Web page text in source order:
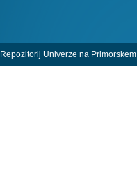
Repozitorij Univerze na Primorskem